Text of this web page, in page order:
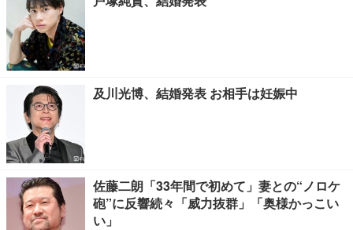
及川光博、結婚発表 お相手は妊娠中
佐藤二朗「33年間で初めて」妻との“ノロケ
砲”に反響続々「威力抜群」「奥様かっこい
い」